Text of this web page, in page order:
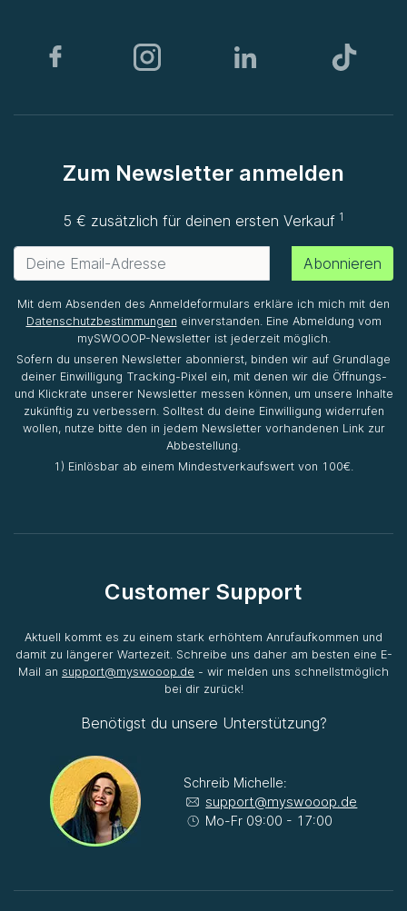
Zum Newsletter anmelden
5 € zusätzlich für deinen ersten Verkauf1
Abonnieren
Mit dem Absenden des Anmeldeformulars erkläre ich mich mit den
Datenschutzbestimmungen einverstanden. Eine Abmeldung vom
mySWOOOP-Newsletter ist jederzeit möglich.
Sofern du unseren Newsletter abonnierst, binden wir auf Grundlage
deiner Einwilligung Tracking-Pixel ein, mit denen wir die Öffnungs-
und Klickrate unserer Newsletter messen können, um unsere Inhalte
zukünftig zu verbessern. Solltest du deine Einwilligung widerrufen
wollen, nutze bitte den in jedem Newsletter vorhandenen Link zur
Abbestellung.
1) Einlösbar ab einem Mindestverkaufswert von 100€.
Customer Support
Aktuell kommt es zu einem stark erhöhtem Anrufaufkommen und
damit zu längerer Wartezeit. Schreibe uns daher am besten eine E-
Mail an support@myswooop.de - wir melden uns schnellstmöglich
bei dir zurück!
Benötigst du unsere Unterstützung?
Schreib Michelle:
support@myswooop.de
Mo-Fr 09:00 - 17:00